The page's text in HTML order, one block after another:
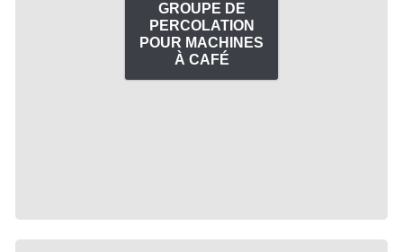
GROUPE DE
PERCOLATION
POUR MACHINES
À CAFÉ